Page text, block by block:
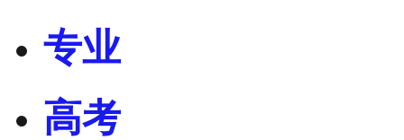
专业
高考